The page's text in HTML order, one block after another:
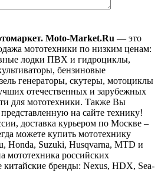
Moto-Market.Ru — это
мототехники по низким ценам:
лодки ПВХ и гидроциклы,
бензиновые
генераторы, скутеры, мотоциклы
отечественных и зарубежных
для мототехники. Также Вы
на сайте технику!
доставка курьером по Москве –
можете купить мототехнику
Honda, Suzuki, Husqvarna, MTD и
мототехника российских
китайские бренды: Nexus, HDX, Sea-